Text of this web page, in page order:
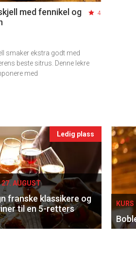
med fennikel og
4
smaker ekstra godt med
beste sitrus. Denne lekre
med
Ledig plass
27. AUGUST
franske klassikere og
til en 5-retters